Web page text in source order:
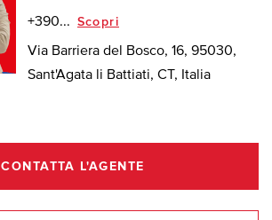
+390... Scopri
Via Barriera del Bosco, 16, 95030,
Sant'Agata li Battiati, CT, Italia
CONTATTA L'AGENTE